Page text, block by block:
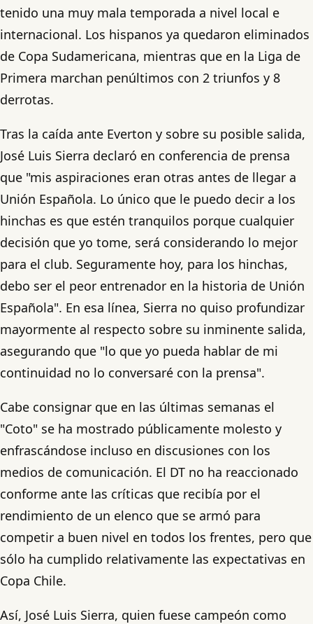
tenido una muy mala temporada a nivel local e
internacional. Los hispanos ya quedaron eliminados
de Copa Sudamericana, mientras que en la Liga de
Primera marchan penúltimos con 2 triunfos y 8
derrotas.
Tras la caída ante Everton y sobre su posible salida,
José Luis Sierra declaró en conferencia de prensa
que "mis aspiraciones eran otras antes de llegar a
Unión Española. Lo único que le puedo decir a los
hinchas es que estén tranquilos porque cualquier
decisión que yo tome, será considerando lo mejor
para el club. Seguramente hoy, para los hinchas,
debo ser el peor entrenador en la historia de Unión
Española". En esa línea, Sierra no quiso profundizar
mayormente al respecto sobre su inminente salida,
asegurando que "lo que yo pueda hablar de mi
continuidad no lo conversaré con la prensa".
Cabe consignar que en las últimas semanas el
"Coto" se ha mostrado públicamente molesto y
enfrascándose incluso en discusiones con los
medios de comunicación. El DT no ha reaccionado
conforme ante las críticas que recibía por el
rendimiento de un elenco que se armó para
competir a buen nivel en todos los frentes, pero que
sólo ha cumplido relativamente las expectativas en
Copa Chile.
Así, José Luis Sierra, quien fuese campeón como